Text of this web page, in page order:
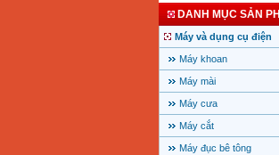
DANH MỤC SẢN
Máy và dụng cụ điện
Máy khoan
Máy mài
Máy cưa
Máy cắt
Máy đục bê tông